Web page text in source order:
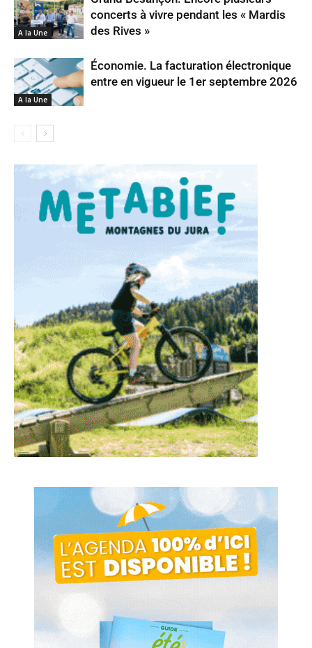
A la Une
concerts à vivre pendant les « Mardis
des Rives »
A la Une
Économie. La facturation électronique
entre en vigueur le 1er septembre 2026